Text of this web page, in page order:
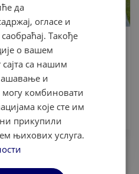
u inostranstvu
novom gradu, uranjanju u
obrazovanja? Ako je
možete dobiti glasi: prijavit...
да
огласе и
Такође
о вашем
са нашим
и
могу комбиновати
које сте им
прикупили
њихових услуга.